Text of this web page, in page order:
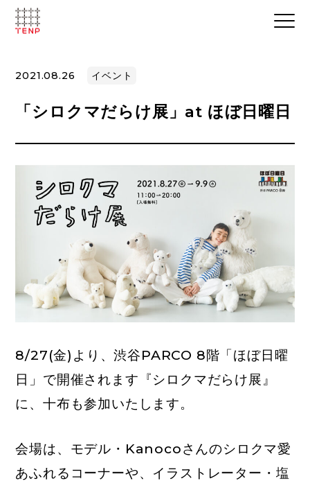
2021.08.26 イベント
「シロクマだらけ展」at ほぼ日曜日
8/27(金)より、渋谷PARCO 8階「ほぼ日曜
日」で開催されます『シロクマだらけ展』
に、十布も参加いたします。
会場は、モデル・Kanocoさんのシロクマ愛
あふれるコーナーや、イラストレーター・塩